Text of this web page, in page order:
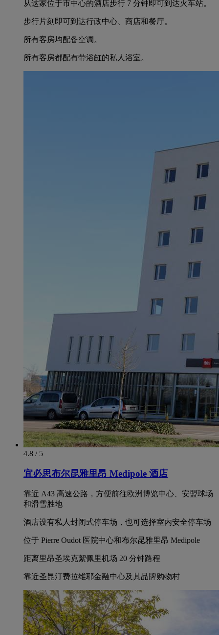
从这家位于市中心的酒店步行 7 分钟即可到达火车站。
步行片刻即可到达行政中心、商店和餐厅。
所有客房均配备空调。
所有客房都配有带浴缸的私人浴室。
4.8 / 5
宜必思布尔昆雅里昂 Medipole 酒店
靠近 A43 高速公路，方便前往欧洲博览中心、安盟球场
和滑雪胜地
酒店设有私人封闭式停车场，也可选择室内安全停车场
位于 Pierre Oudot 医院中心和布尔昆雅里昂 Medipole
距离里昂圣埃克絮佩里机场 20 分钟路程
靠近圣昆汀费拉维耶金融中心及其品牌购物村